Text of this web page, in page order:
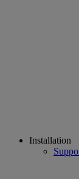
Installation